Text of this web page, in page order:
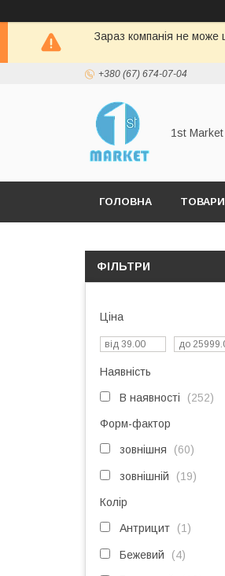
Зараз компанія не може
+380 (67) 674-07-04
1st Market
ГОЛОВНА
ФІЛЬТРИ
Ціна
Наявність
В наявності 252
Форм-фактор
зовнішня 60
зовнішній 19
Колір
Антрицит 1
Бежевий 4